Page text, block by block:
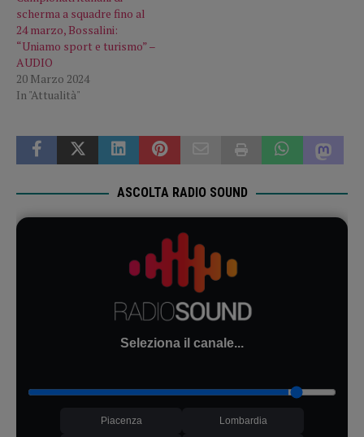
scherma a squadre fino al
24 marzo, Bossalini:
“Uniamo sport e turismo” –
AUDIO
20 Marzo 2024
In "Attualità"
ASCOLTA RADIO SOUND
Seleziona il canale...
Piacenza Lombardia